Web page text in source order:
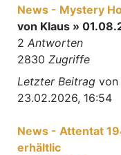
News - Mystery
von Klaus »
2 Antworten
2830 Zugriffe
Letzter Beitrag von
23.02.2026, 16:54
News - Attentat
erhältlic